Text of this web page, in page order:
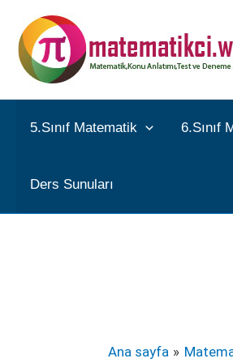
atla
5.Sınıf Matematik 6.Sınıf
Ders Sunuları
Ana sayfa